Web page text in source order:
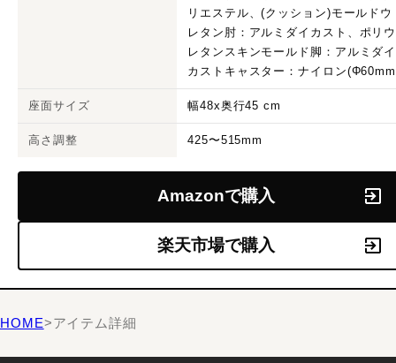
リエステル、(クッション)モールドウ
レタン肘：アルミダイカスト、ポリウ
レタンスキンモールド脚：アルミダイ
カストキャスター：ナイロン
座面サイズ 幅48x奥行45 cm
高さ調整 425〜515mm
Amazonで購入
楽天市場で購入
HOME>アイテム詳細